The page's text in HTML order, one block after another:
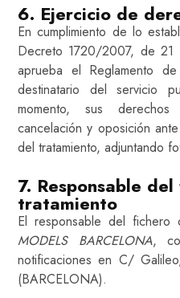
6. Ejercicio de
En cumplimiento de lo
Decreto 1720/2007, de
aprueba el Reglamento
destinatario del servicio
momento, sus
cancelación y oposición
del tratamiento, adjuntando
7. Responsable
tratamiento
El responsable del fichero
MODELS BARCELONA,
notificaciones en C/
(BARCELONA).